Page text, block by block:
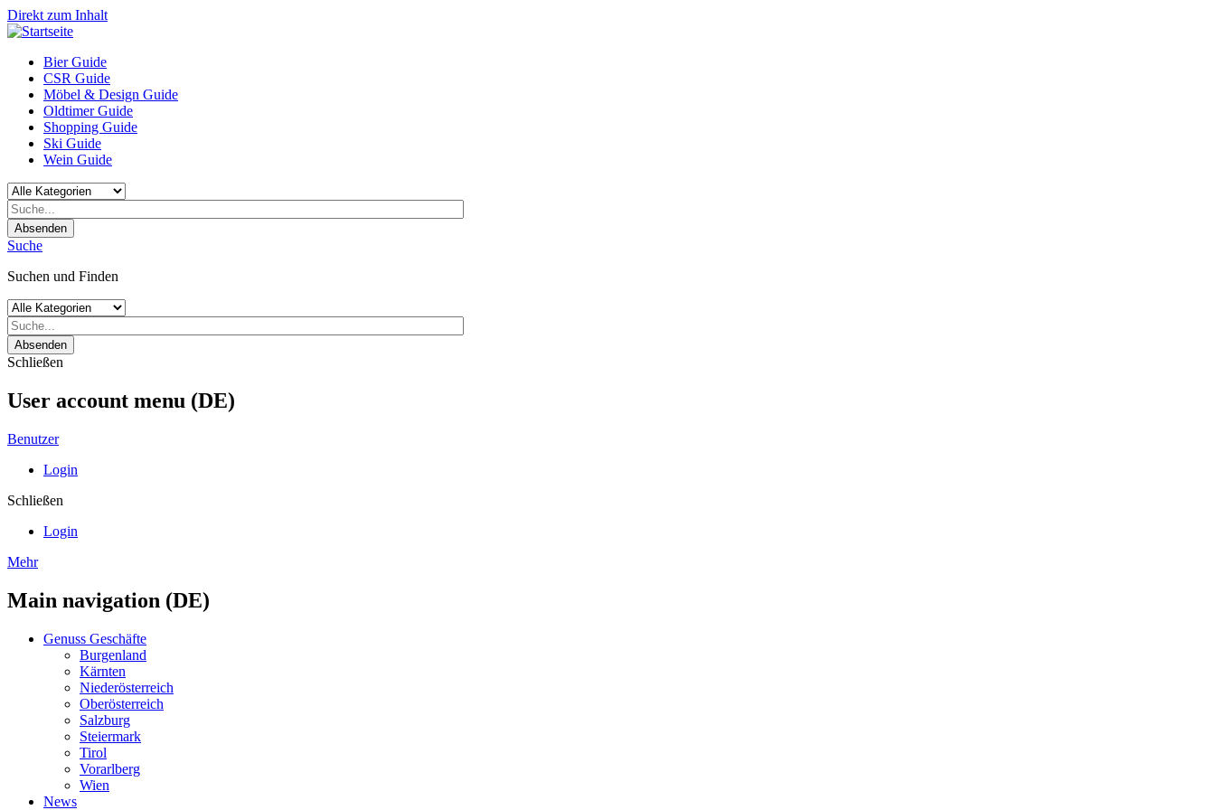
Direkt zum Inhalt
Bier Guide
CSR Guide
Möbel & Design Guide
Oldtimer Guide
Shopping Guide
Ski Guide
Wein Guide
Absenden
Suche
Suchen und Finden
Absenden
Schließen
User account menu (DE)
Benutzer
Login
Schließen
Login
Mehr
Main navigation (DE)
Genuss Geschäfte
Burgenland
Kärnten
Niederösterreich
Oberösterreich
Salzburg
Steiermark
Tirol
Vorarlberg
Wien
News